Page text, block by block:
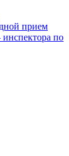
прием
по